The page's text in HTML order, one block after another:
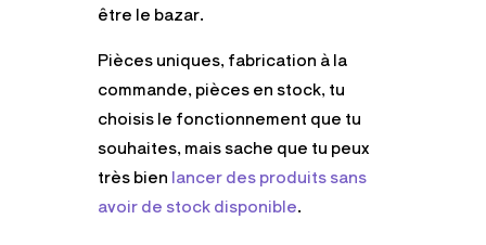
être le bazar.
Pièces uniques, fabrication à la
commande, pièces en stock, tu
choisis le fonctionnement que tu
souhaites, mais sache que tu peux
très bien lancer des produits sans
avoir de stock disponible.